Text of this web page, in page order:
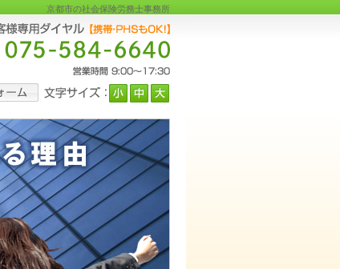
京都市の社会保険労務士事務所